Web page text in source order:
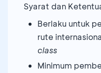
Syarat dan
Berlaku untuk
rute
class
Minimum